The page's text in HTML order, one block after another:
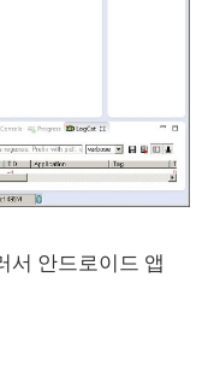
서 안드로이드 앱